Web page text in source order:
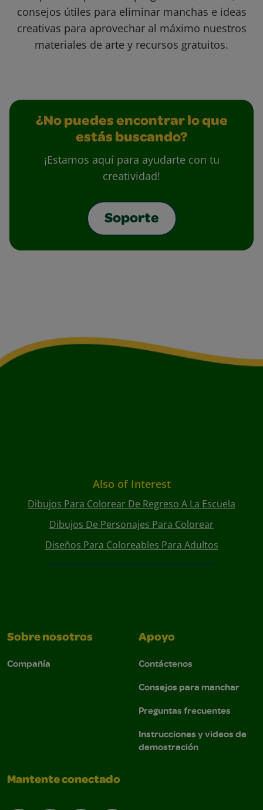
consejos útiles para eliminar manchas e ideas
creativas para aprovechar al máximo nuestros
materiales de arte y recursos gratuitos.
¿No puedes encontrar lo que
estás buscando?
¡Estamos aquí para ayudarte con tu
creatividad!
Soporte
Also of Interest
Dibujos Para Colorear De Regreso A La Escuela
Dibujos De Personajes Para Colorear
Diseños Para Coloreables Para Adultos
Sobre nosotros
Compañía
Apoyo
Contáctenos
Consejos para manchar
Preguntas frecuentes
Instrucciones y videos de
demostración
Mantente conectado